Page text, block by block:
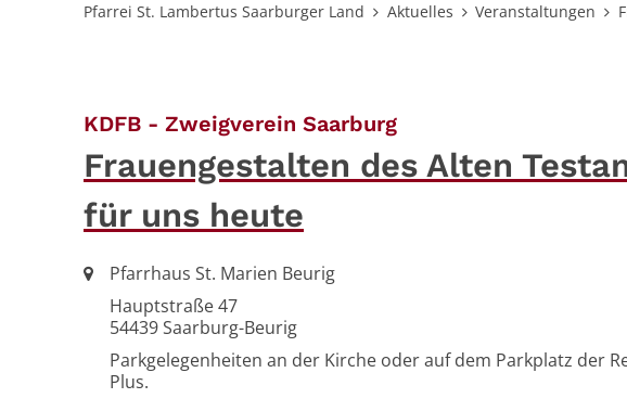
Pfarrei St. Lambertus Saarburger Land Aktuelles Veranstaltungen
KDFB - Zweigverein Saarburg:
Frauengestalten des Alten
für uns heute
Ort:Pfarrhaus St. Marien Beurig
Hauptstraße 47
54439Saarburg-Beurig
Parkgelegenheiten an der Kirche oder auf dem Parkplatz der
Plus.